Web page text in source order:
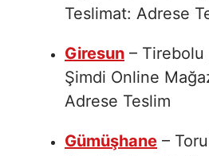
Teslimat: Adrese
Giresun –
Şimdi Online
Adrese Teslim
Gümüşhane –